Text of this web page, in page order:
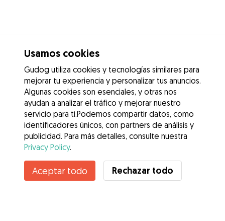
Contacta con Miriam
¿Conoces los Beneficios de Gudog? Ver más
Usamos cookies
Gudog utiliza cookies y tecnologías similares para
mejorar tu experiencia y personalizar tus anuncios.
Algunas cookies son esenciales, y otras nos
ayudan a analizar el tráfico y mejorar nuestro
servicio para ti.Podemos compartir datos, como
identificadores únicos, con partners de análisis y
publicidad. Para más detalles, consulte nuestra
Privacy Policy.
Aceptar todo Rechazar todo